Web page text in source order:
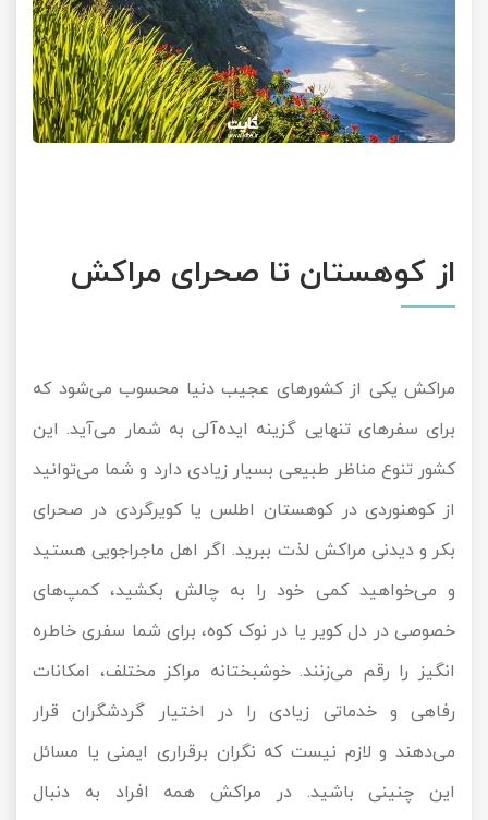
از کوهستان تا صحرای مراکش
مراکش یکی از کشورهای عجیب دنیا محسوب می‌شود که
برای سفرهای تنهایی گزینه ایده‌آلی به شمار می‌آید. این
کشور تنوع مناظر طبیعی بسیار زیادی دارد و شما می‌توانید
از کوهنوردی در کوهستان اطلس یا کویرگردی در صحرای
بکر و دیدنی مراکش لذت ببرید. اگر اهل ماجراجویی هستید
و می‌خواهید کمی خود را به چالش بکشید، کمپ‌های
خصوصی در دل کویر یا در نوک کوه، برای شما سفری خاطره
انگیز را رقم می‌زنند. خوشبختانه مراکز مختلف، امکانات
رفاهی و خدماتی زیادی را در اختیار گردشگران قرار
می‌دهند و لازم نیست که نگران برقراری ایمنی یا مسائل
این چنینی باشید. در مراکش همه افراد به دنبال